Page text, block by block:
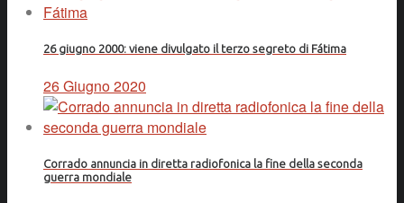
26 giugno 2000: viene divulgato il terzo segreto di Fátima
26 Giugno 2020
Corrado annuncia in diretta radiofonica la fine della seconda
guerra mondiale